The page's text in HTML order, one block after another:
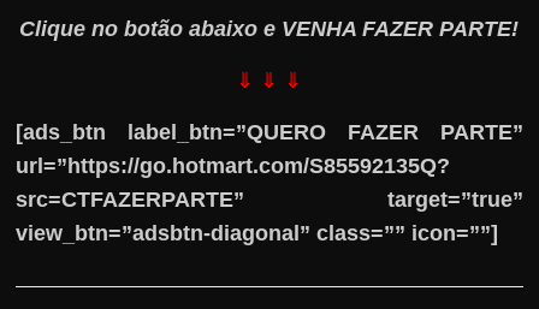
Clique no botão abaixo e VENHA FAZER PARTE!
⇓ ⇓ ⇓
[ads_btn label_btn=”QUERO FAZER PARTE”
url=”https://go.hotmart.com/S85592135Q?
src=CTFAZERPARTE” target=”true”
view_btn=”adsbtn-diagonal” class=”” icon=””]